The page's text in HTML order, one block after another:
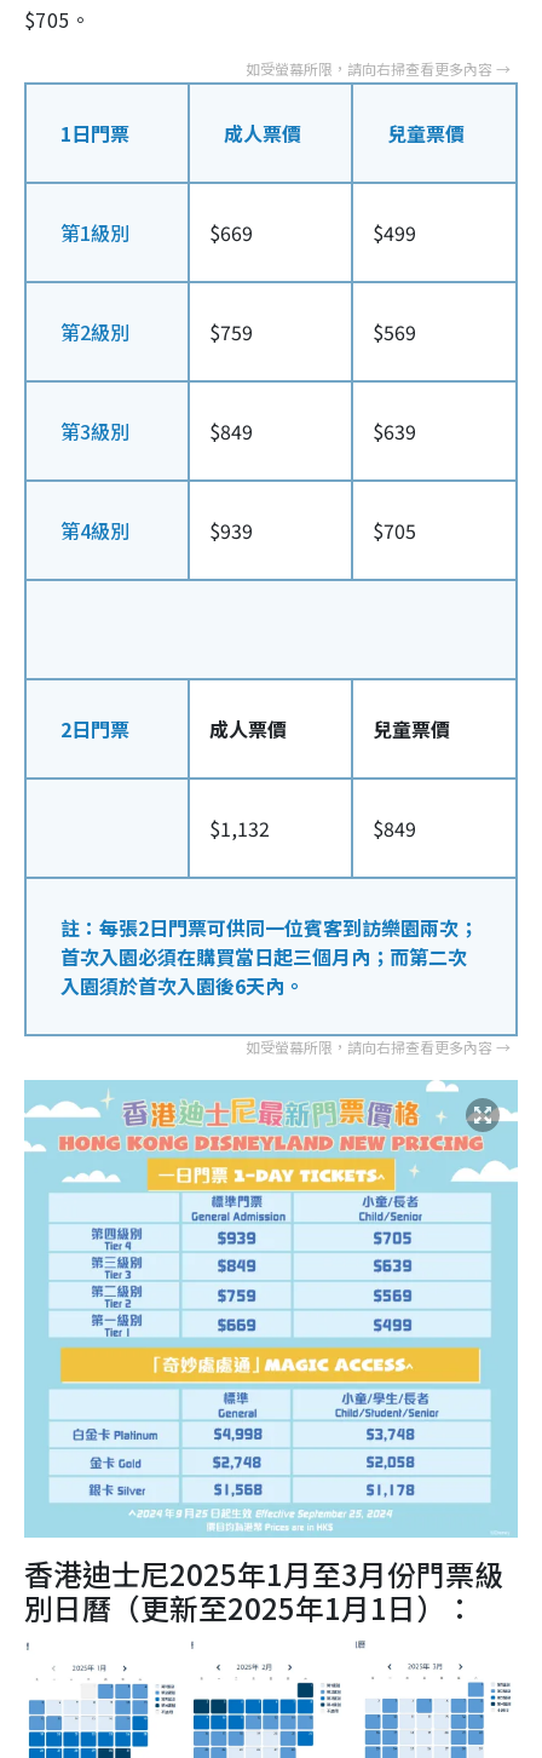
$705。
1日門票 成人票價 兒童票價
第1級別 $669 $499
第2級別 $759 $569
第3級別 $849 $639
第4級別 $939 $705
2日門票 成人票價 兒童票價
$1,132 $849
註：每張2日門票可供同一位賓客到訪樂園兩次；
首次入園必須在購買當日起三個月內；而第二次
入園須於首次入園後6天內。
香港迪士尼2025年1月至3月份門票級
別日曆（更新至2025年1月1日）：